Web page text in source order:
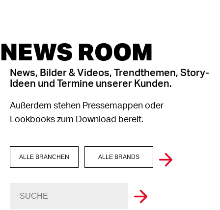
NEWS ROOM
News, Bilder & Videos, Trendthemen, Story-
Ideen und Termine unserer Kunden.
Außerdem stehen Pressemappen oder
Lookbooks zum Download bereit.
ALLE BRANCHEN ALLE BRANDS